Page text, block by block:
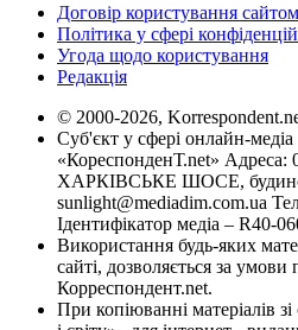
Договір користування сайтом
Політика у сфері
Угода щодо користування
Редакція
© 2000-2026,
Суб'єкт у сфері онлайн-
«КореспонденТ.net» Адреса:
ХАРКІВСЬКЕ ШОСЕ,
sunlight@mediadim.com.ua
Ідентифікатор медіа – R40-
Використання будь-яких
сайті, дозволяється за
Корреспондент.net.
При копіюванні матеріалів